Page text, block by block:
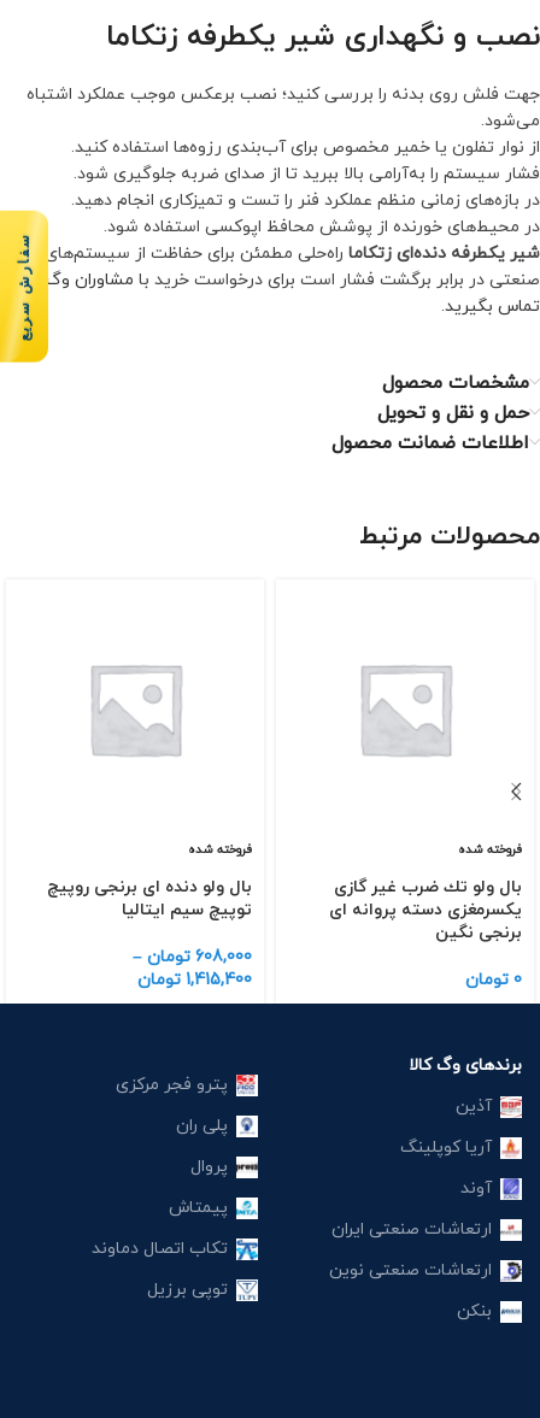
نصب و نگهداری شیر یکطرفه زتکاما
جهت فلش روی بدنه را بررسی کنید؛ نصب برعکس موجب عملکرد اشتباه
می‌شود.
از نوار تفلون یا خمیر مخصوص برای آب‌بندی رزوه‌ها استفاده کنید.
فشار سیستم را به‌آرامی بالا ببرید تا از صدای ضربه جلوگیری شود.
در بازه‌های زمانی منظم عملکرد فنر را تست و تمیزکاری انجام دهید.
در محیط‌های خورنده از پوشش محافظ اپوکسی استفاده شود.
شیر یکطرفه دنده‌ای زتکاما راه‌حلی مطمئن برای حفاظت از سیستم‌های
صنعتی در برابر برگشت فشار است برای درخواست خرید با مشاوران وگ کالا
تماس بگیرید.
مشخصات محصول
حمل و نقل و تحویل
اطلاعات ضمانت محصول
محصولات مرتبط
فروخته شده
بال ولو تك ضرب غیر گازی
یكسرمغزی دسته پروانه ای
برنجی نگین
0 تومان
فروخته شده
بال ولو دنده ای برنجی روپیچ
توپیچ سیم ایتالیا
608,000 تومان –
1,415,400 تومان
برندهای وگ کالا
آذین
آریا کوپلینگ
آوند
ارتعاشات صنعتی ایران
ارتعاشات صنعتی نوین
بنکن
پترو فجر مرکزی
پلی ران
پروال
پیمتاش
تکاب اتصال دماوند
توپی برزیل
سفارش سریع